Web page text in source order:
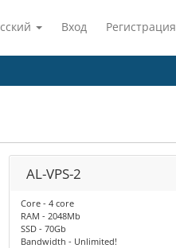
Вход Регистрация
AL-VPS-2
Core - 4 core
RAM - 2048Mb
SSD - 70Gb
Bandwidth - Unlimited!